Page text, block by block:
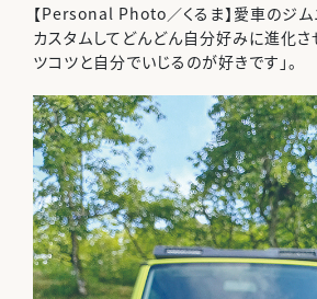
【Personal Photo／くるま】愛車のジム
カスタムしてどんどん自分好みに進化さ
ツコツと自分でいじるのが好きです」。